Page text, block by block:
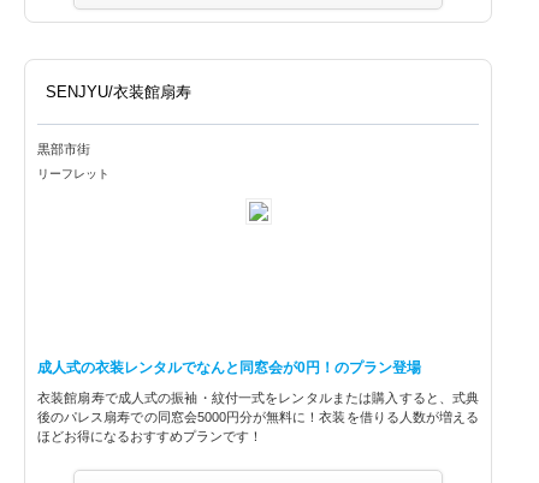
SENJYU/衣装館扇寿
黒部市街
リーフレット
成人式の衣装レンタルでなんと同窓会が0円！のプラン登場
衣装館扇寿で成人式の振袖・紋付一式をレンタルまたは購入すると、式典
後のパレス扇寿での同窓会5000円分が無料に！衣装を借りる人数が増える
ほどお得になるおすすめプランです！